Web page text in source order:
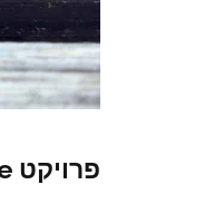
פרויקט TheOne